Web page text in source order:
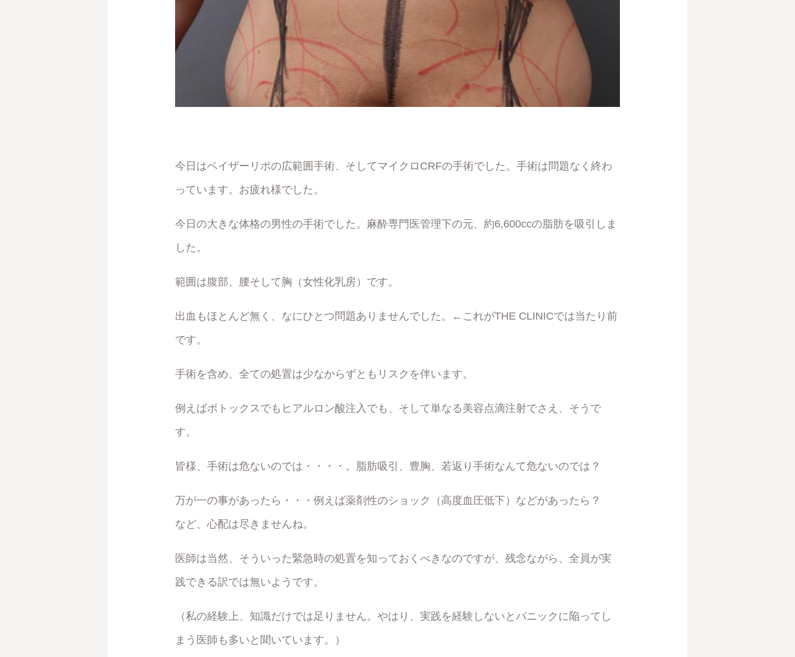
今日はベイザーリポの広範囲手術、そしてマイクロCRFの手術でした。手術は問題なく終わ
っています。お疲れ様でした。
今日の大きな体格の男性の手術でした。麻酔専門医管理下の元、約6,600ccの脂肪を吸引しま
した。
範囲は腹部、腰そして胸（女性化乳房）です。
出血もほとんど無く、なにひとつ問題ありませんでした。←これがTHE CLINICでは当たり前
です。
手術を含め、全ての処置は少なからずともリスクを伴います。
例えばボトックスでもヒアルロン酸注入でも、そして単なる美容点滴注射でさえ、そうで
す。
皆様、手術は危ないのでは・・・・。脂肪吸引、豊胸、若返り手術なんて危ないのでは？
万が一の事があったら・・・例えば薬剤性のショック（高度血圧低下）などがあったら？
など、心配は尽きませんね。
医師は当然、そういった緊急時の処置を知っておくべきなのですが、残念ながら、全員が実
践できる訳では無いようです。
（私の経験上、知識だけでは足りません。やはり、実践を経験しないとパニックに陥ってし
まう医師も多いと聞いています。）